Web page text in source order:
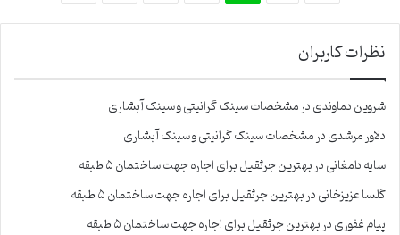
نظرات کاربران
شروین دماوندیدرمشخصات سینک گرانیتی و سینک آبشاری
دلاور مرشدیدرمشخصات سینک گرانیتی و سینک آبشاری
سایه دامغانیدربهترین جرثقیل برای اجاره جهت ساختمان ۵ طبقه
گلسا عزیزخانیدربهترین جرثقیل برای اجاره جهت ساختمان ۵ طبقه
پیام غفوریدربهترین جرثقیل برای اجاره جهت ساختمان ۵ طبقه